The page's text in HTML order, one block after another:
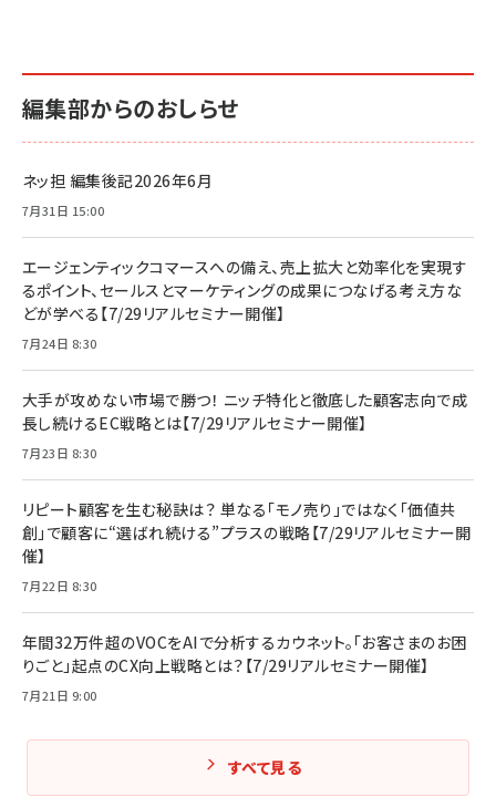
編集部からのおしらせ
ネッ担 編集後記2026年6月
7月31日 15:00
エージェンティックコマースへの備え、売上拡大と効率化を実現す
るポイント、セールスとマーケティングの成果につなげる考え方な
どが学べる【7/29リアルセミナー開催】
7月24日 8:30
大手が攻めない市場で勝つ！ ニッチ特化と徹底した顧客志向で成
長し続けるEC戦略とは【7/29リアルセミナー開催】
7月23日 8:30
リピート顧客を生む秘訣は？ 単なる「モノ売り」ではなく「価値共
創」で顧客に“選ばれ続ける”プラスの戦略【7/29リアルセミナー開
催】
7月22日 8:30
年間32万件超のVOCをAIで分析するカウネット。「お客さまのお困
りごと」起点のCX向上戦略とは？【7/29リアルセミナー開催】
7月21日 9:00
すべて見る